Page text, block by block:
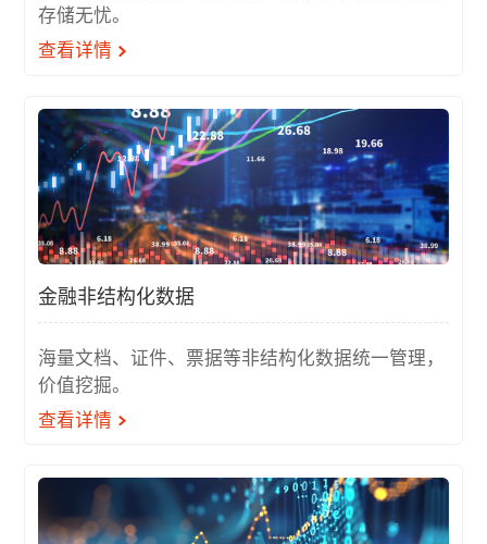
存储无忧。
查看详情
金融非结构化数据
海量文档、证件、票据等非结构化数据统一管理，
价值挖掘。
查看详情